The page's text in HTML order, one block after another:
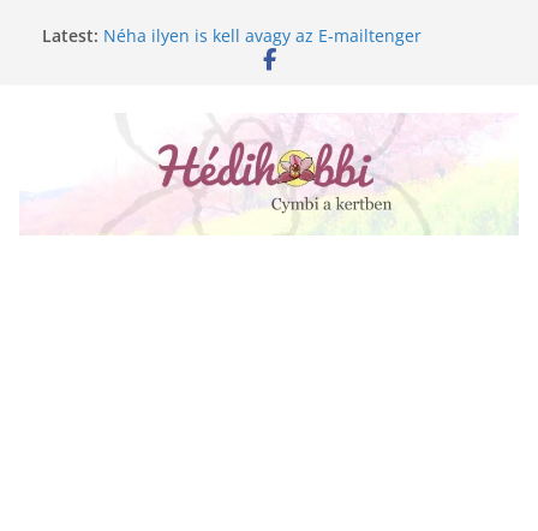
Latest: Néha ilyen is kell avagy az E-mailtenger
Golgotavirág nevelése magról
Növényápolási tippek, amiket jobb, ha elfelejtesz
A lepkeorchidea és a fűtésszezon